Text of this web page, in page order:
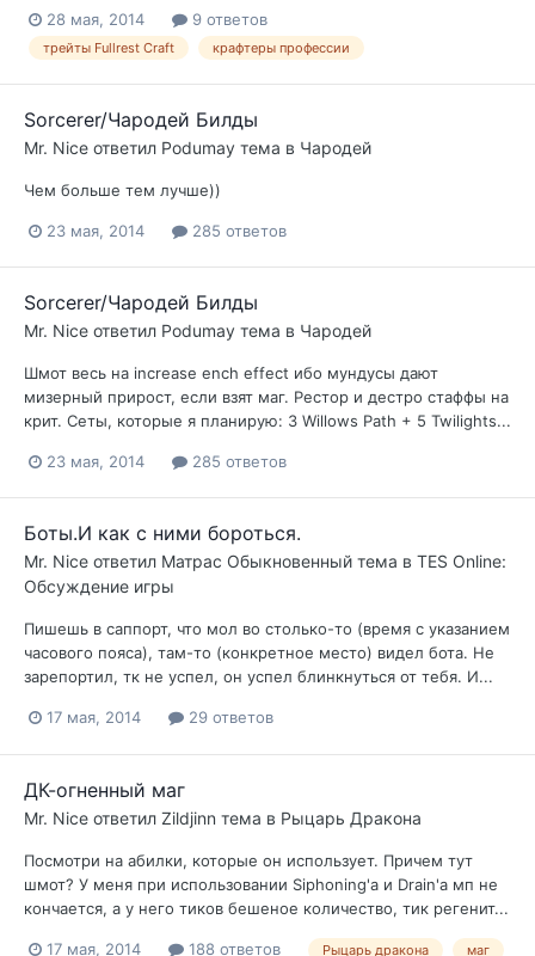
28 мая, 2014 9 ответов
трейты Fullrest Craft крафтеры профессии
Sorcerer/Чародей Билды
Mr. Nice ответил Podumay тема в Чародей
Чем больше тем лучше))
23 мая, 2014 285 ответов
Sorcerer/Чародей Билды
Mr. Nice ответил Podumay тема в Чародей
Шмот весь на increase ench effect ибо мундусы дают
мизерный прирост, если взят маг. Рестор и дестро стаффы на
крит. Сеты, которые я планирую: 3 Willows Path + 5 Twilights...
23 мая, 2014 285 ответов
Боты.И как с ними бороться.
Mr. Nice ответил Матрас Обыкновенный тема в TES Online:
Обсуждение игры
Пишешь в саппорт, что мол во столько-то (время с указанием
часового пояса), там-то (конкретное место) видел бота. Не
зарепортил, тк не успел, он успел блинкнуться от тебя. И...
17 мая, 2014 29 ответов
ДК-огненный маг
Mr. Nice ответил Zildjinn тема в Рыцарь Дракона
Посмотри на абилки, которые он использует. Причем тут
шмот? У меня при использовании Siphoning'а и Drain'а мп не
кончается, а у него тиков бешеное количество, тик регенит...
17 мая, 2014 188 ответов Рыцарь дракона маг